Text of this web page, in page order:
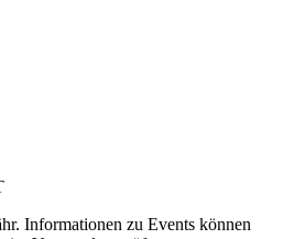
Informationen zu Events können